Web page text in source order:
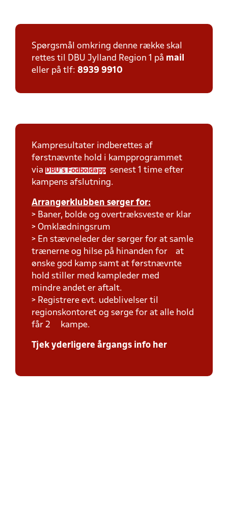
Spørgsmål omkring denne række skal
rettes til DBU Jylland Region 1 på mail
eller på tlf: 8939 9910
Kampresultater indberettes af
førstnævnte hold i kampprogrammet
via
DBU's Fodboldapp
senest 1 time efter
kampens afslutning.
Arrangørklubben sørger for:
> Baner, bolde og overtræksveste er klar
> Omklædningsrum
> En stævneleder der sørger for at samle
trænerne og hilse på hinanden for at
ønske god kamp samt at førstnævnte
hold stiller med kampleder med
mindre andet er aftalt.
> Registrere evt. udeblivelser til
regionskontoret og sørge for at alle hold
får 2 kampe.
Tjek yderligere årgangs info her